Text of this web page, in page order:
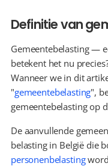
Definitie van
Gemeentebelasting —
betekent het nu
Wanneer we in dit
"gemeentebelasting",
gemeentebelasting op
De aanvullende
personenbelasting